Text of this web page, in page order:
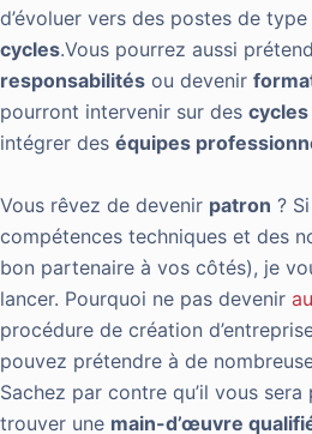
d’évoluer vers des postes de type
cycles.Vous pourrez aussi
responsabilités ou devenir
pourront intervenir sur des cycles
intégrer des équipes
Vous rêvez de devenir patron ?
compétences techniques et des
bon partenaire à vos côtés), je
lancer. Pourquoi ne pas devenir
procédure de création
pouvez prétendre à de
Sachez par contre qu’il vous
trouver une main-d’œuvre